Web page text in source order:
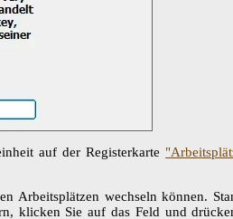
auf der Registerkarte
Arbeitsplätzen wechseln können.
klicken Sie auf das Feld und